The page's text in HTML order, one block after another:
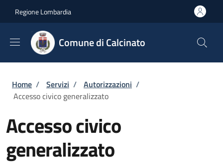
Regione Lombardia
Comune di Calcinato
Briciole di pane
Home / Servizi / Autorizzazioni /
Accesso civico generalizzato
Accesso civico
generalizzato